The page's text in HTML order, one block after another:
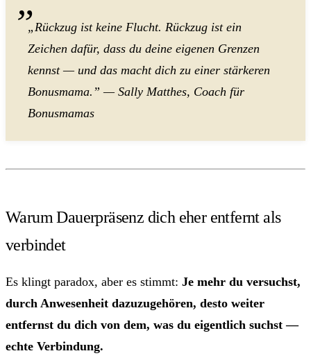
„Rückzug ist keine Flucht. Rückzug ist ein
Zeichen dafür, dass du deine eigenen Grenzen
kennst — und das macht dich zu einer stärkeren
Bonusmama.” — Sally Matthes, Coach für
Bonusmamas
Warum Dauerpräsenz dich eher entfernt als
verbindet
Es klingt paradox, aber es stimmt: Je mehr du versuchst,
durch Anwesenheit dazuzugehören, desto weiter
entfernst du dich von dem, was du eigentlich suchst —
echte Verbindung.